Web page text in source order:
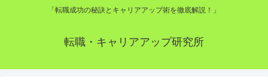
「転職成功の秘訣とキャリアアップ術を徹底解説！」
転職・キャリアアップ研究所